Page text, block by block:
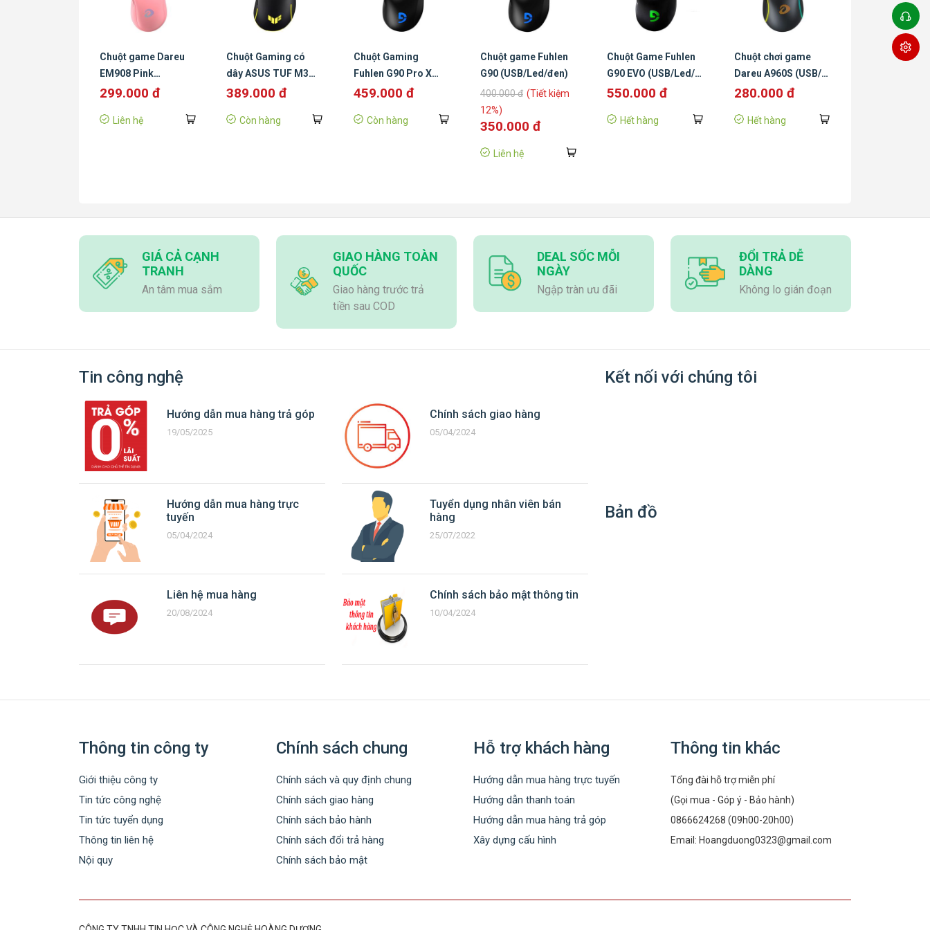
nối
Tính
khác
- Thiết kế công thái học
- Nút bấm Magnet
- Tương thích nhiều hệ
Chuột game Dareu
EM908 Pink
(USB/RGB)
299.000 đ
Liên hệ
Chuột Gaming có
dây ASUS TUF M3
GEN II
389.000 đ
Còn hàng
Chuột Gaming
Fuhlen G90 Pro X
Black
459.000 đ
Còn hàng
Chuột game Fuhlen
G90 (USB/Led/đen)
400.000 đ (Tiết kiệm
12%)
350.000 đ
Liên hệ
Chuột Game Fuhlen
G90 EVO (USB/Led/
Đen)
550.000 đ
Hết hàng
Chuột chơi game
Dareu A960S (USB/
Đen)
280.000 đ
Hết hàng
GIÁ CẢ CẠNH
TRANH
An tâm mua sắm
GIAO HÀNG TOÀN
QUỐC
Giao hàng trước trả
tiền sau COD
DEAL SỐC MỖI
NGÀY
Ngập tràn ưu đãi
ĐỔI TRẢ DỄ
DÀNG
Không lo gián đoạn
Tin công nghệ
Hướng dẫn mua hàng trả góp
19/05/2025
Chính sách giao hàng
05/04/2024
Hướng dẫn mua hàng trực
tuyến
05/04/2024
Tuyển dụng nhân viên bán
hàng
25/07/2022
Liên hệ mua hàng
20/08/2024
Chính sách bảo mật thông tin
10/04/2024
Kết nối với chúng tôi
Bản đồ
Thông tin công ty
Giới thiệu công ty
Tin tức công nghệ
Tin tức tuyển dụng
Thông tin liên hệ
Nội quy
Chính sách chung
Chính sách và quy định chung
Chính sách giao hàng
Chính sách bảo hành
Chính sách đổi trả hàng
Chính sách bảo mật
Hỗ trợ khách hàng
Hướng dẫn mua hàng trực tuyến
Hướng dẫn thanh toán
Hướng dẫn mua hàng trả góp
Xây dựng cấu hình
Thông tin khác
Tổng đài hỗ trợ miễn phí
(Gọi mua - Góp ý - Bảo hành)
0866624268 (09h00-20h00)
Email: Hoangduong0323@gmail.com